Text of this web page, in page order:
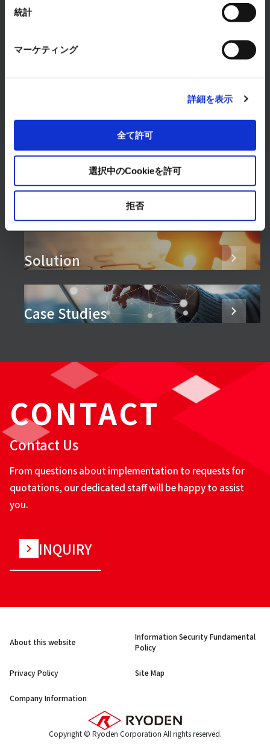
統計
マーケティング
詳細を表示
全て許可
選択中のCookieを許可
拒否
Heating Systems.
Products & Services
Solution
Case Studies
CONTACT
Contact Us
From questions about implementation to requests for
quotations, our dedicated staff will be happy to assist
you.
INQUIRY
About this website
Information Security Fundamental
Policy
Privacy Policy Site Map
Company Information
Copyright © Ryoden Corporation All rights reserved.